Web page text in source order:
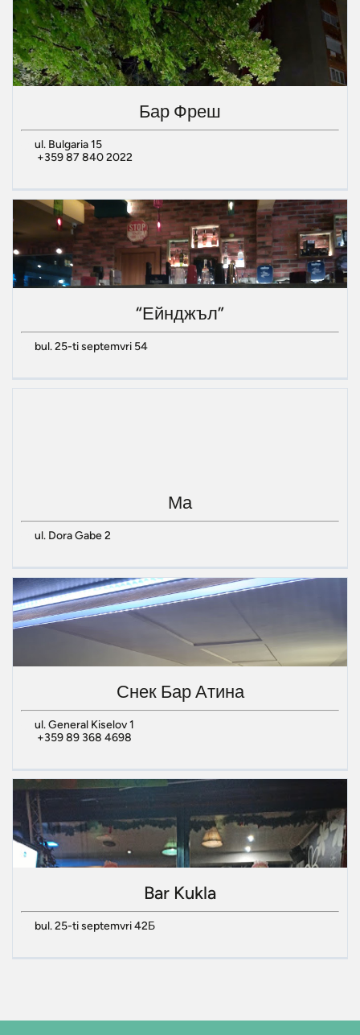
Бар Фреш
ul. Bulgaria 15
+359 87 840 2022
“Ейнджъл”
bul. 25-ti septemvri 54
Ма
ul. Dora Gabe 2
Снек Бар Атина
ul. General Kiselov 1
+359 89 368 4698
Bar Kukla
bul. 25-ti septemvri 42Б